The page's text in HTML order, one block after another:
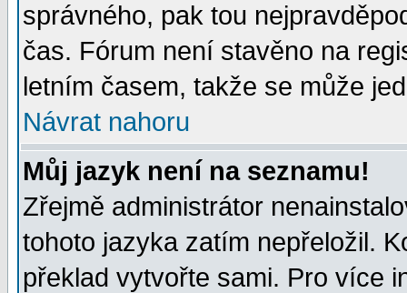
správného, pak tou
čas. Fórum není stavěno na
letním časem, takže se může
Návrat nahoru
Můj jazyk není na seznamu!
Zřejmě administrátor
tohoto jazyka zatím nepřeložil.
překlad vytvořte sami. Pro více